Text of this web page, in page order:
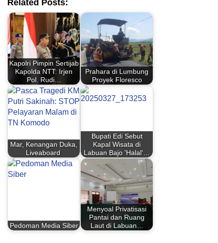
Related Posts:
Kapolri Pimpin Sertijab
Kapolda NTT: Irjen
Pol. Rudi…
Prahara di Lumbung
Proyek Floresco
Mar, Kenangan Duka,
Liveaboard
Bupati Edi Sebut
Kapal Wisata di
Labuan Bajo 'Halal'…
Pedoman Media Siber
Menyoal Privatisasi
Pantai dan Ruang
Laut di Labuan…